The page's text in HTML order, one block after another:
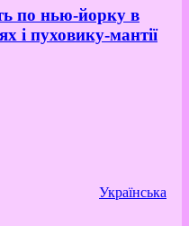
по нью-йорку в
і пуховику-мантії
Українська